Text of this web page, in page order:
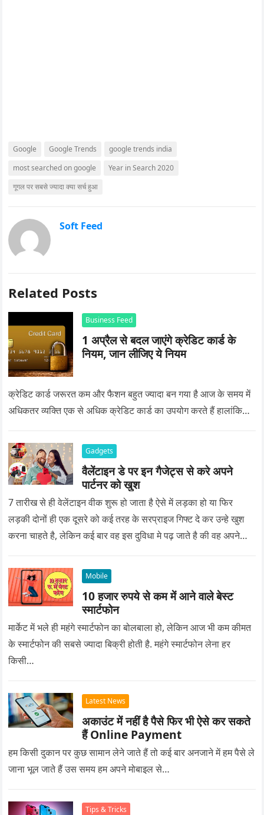
Google Google Trends
google trends india
most searched on google
Year in Search 2020
गूगल पर सबसे ज्यादा क्या सर्च हुआ
Soft Feed
Related Posts
Business Feed
1 अप्रैल से बदल जाएंगे क्रेडिट कार्ड के
नियम, जान लीजिए ये नियम
क्रेडिट कार्ड जरूरत कम और फैशन बहुत ज्यादा बन गया है आज के समय में
अधिकतर व्यक्ति एक से अधिक क्रेडिट कार्ड का उपयोग करते हैं हालांकि…
Gadgets
वैलेंटाइन डे पर इन गैजेट्स से करे अपने
पार्टनर को खुश
7 तारीख से ही वेलेंटाइन वीक शुरू हो जाता है ऐसे में लड़का हो या फिर
लड़की दोनों ही एक दूसरे को कई तरह के सरप्राइज गिफ्ट दे कर उन्हे खुश
करना चाहते है, लेकिन कई बार वह इस दुविधा मे पढ़ जाते है की वह अपने
Mobile
10 हजार रुपये से कम में आने वाले बेस्ट
स्मार्टफोन
मार्केट में भले ही महंगे स्मार्टफोन का बोलबाला हो, लेकिन आज भी कम कीमत
के स्मार्टफोन की सबसे ज्यादा बिक्री होती है. महंगे स्मार्टफोन लेना हर
किसी…
Latest News
अकाउंट में नहीं है पैसे फिर भी ऐसे कर सकते
हैं Online Payment
हम किसी दुकान पर कुछ सामान लेने जाते हैं तो कई बार अनजाने में हम पैसे ले
जाना भूल जाते हैं उस समय हम अपने मोबाइल से…
Tips & Tricks